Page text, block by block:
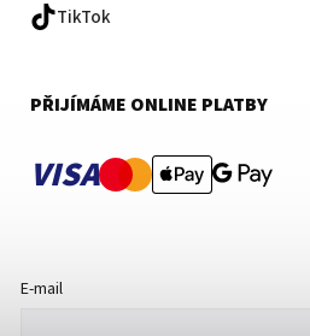
TikTok
PŘIJÍMÁME ONLINE PLATBY
VISA
E-mail